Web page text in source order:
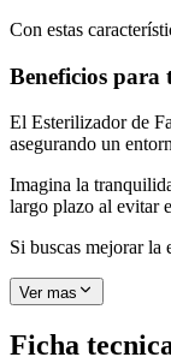
Con estas
Beneficios para
El Esterilizador de
asegurando un
Imagina la
largo plazo al evitar
Si buscas mejorar la
Ver mas
Ficha